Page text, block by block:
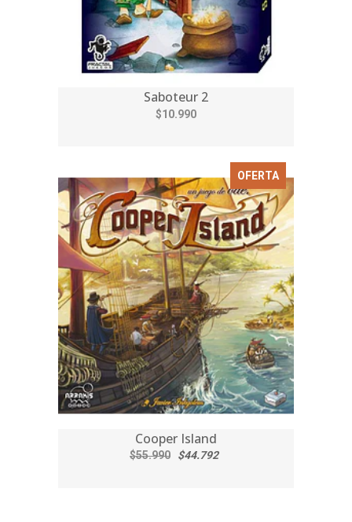
Saboteur 2
$10.990
OFERTA
Cooper Island
$55.990 $44.792